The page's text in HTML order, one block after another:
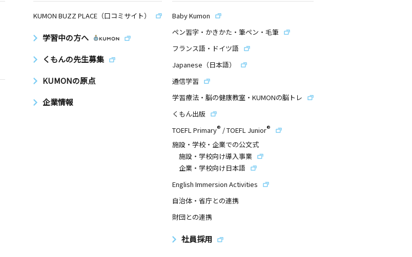
KUMON BUZZ PLACE（口コミサイト）
学習中の方へ
くもんの先生募集
KUMONの原点
企業情報
Baby Kumon
ペン習字・かきかた・筆ペン・毛筆
フランス語・ドイツ語
Japanese（日本語）
通信学習
学習療法・脳の健康教室・KUMONの脳トレ
くもん出版
TOEFL Primary® /TOEFL Junior®
施設・学校・企業での公文式
施設・学校向け導入事業
企業・学校向け日本語
English Immersion Activities
自治体・省庁との連携
財団との連携
社員採用